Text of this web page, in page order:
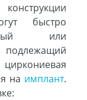
быстро
или
на имплант.